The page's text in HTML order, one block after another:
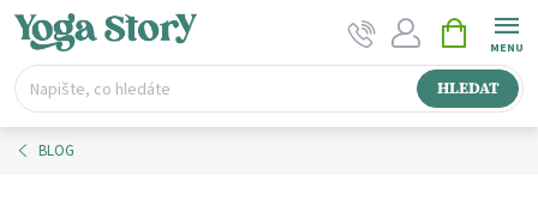
Přejít
obsah
HLEDAT
NÁKUPNÍ
KOŠÍK
BLOG